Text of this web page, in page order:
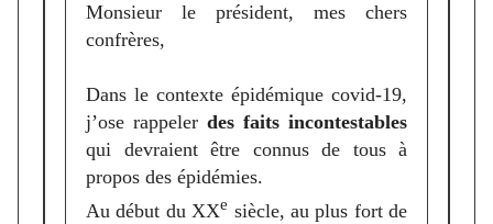
Monsieur le président, mes chers
confrères,
Dans le contexte épidémique covid-19,
j’ose rappeler des faits incontestables
qui devraient être connus de tous à
propos des épidémies.
Au début du XXe siècle, au plus fort de